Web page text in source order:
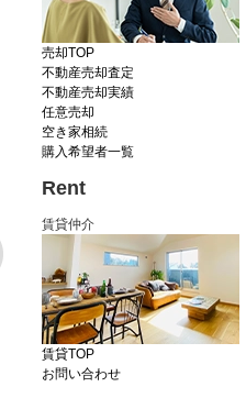
売却TOP
不動産売却査定
不動産売却実績
任意売却
空き家相続
購入希望者一覧
Rent
賃貸仲介
賃貸TOP
お問い合わせ